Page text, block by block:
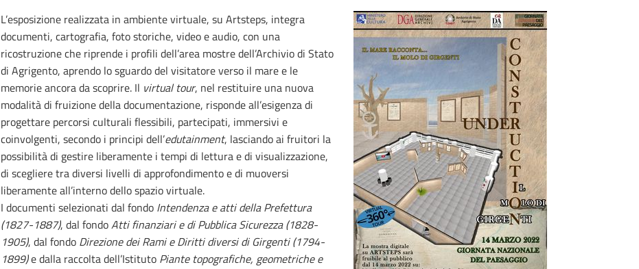
L’esposizione realizzata in ambiente virtuale, su Artsteps, integra
documenti, cartografia, foto storiche, video e audio, con una
ricostruzione che riprende i profili dell’area mostre dell’Archivio di Stato
di Agrigento, aprendo lo sguardo del visitatore verso il mare e le
memorie ancora da scoprire. Il virtual tour, nel restituire una nuova
modalità di fruizione della documentazione, risponde all’esigenza di
progettare percorsi culturali flessibili, partecipati, immersivi e
coinvolgenti, secondo i principi dell’edutainment, lasciando ai fruitori la
possibilità di gestire liberamente i tempi di lettura e di visualizzazione,
di scegliere tra diversi livelli di approfondimento e di muoversi
liberamente all’interno dello spazio virtuale.
I documenti selezionati dal fondo Intendenza e atti della Prefettura
(1827-1887), dal fondoAtti finanziari e di Pubblica Sicurezza (1828-
1905), dal fondo Direzione dei Rami e Diritti diversi di Girgenti (1794-
1899)e dalla raccolta dell’Istituto Piante topografiche, geometriche e